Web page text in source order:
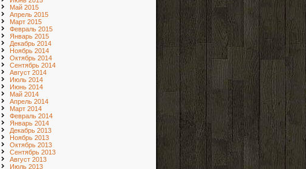
Май 2015
Апрель 2015
Март 2015
Февраль 2015
Январь 2015
Декабрь 2014
Ноябрь 2014
Октябрь 2014
Сентябрь 2014
Август 2014
Июль 2014
Июнь 2014
Май 2014
Апрель 2014
Март 2014
Февраль 2014
Январь 2014
Декабрь 2013
Ноябрь 2013
Октябрь 2013
Сентябрь 2013
Август 2013
Июль 2013